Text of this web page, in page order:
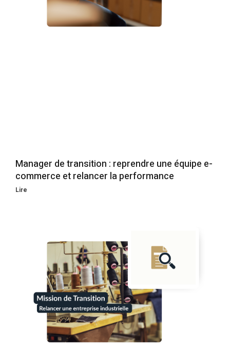
Manager de transition : reprendre une équipe e-
commerce et relancer la performance
Lire